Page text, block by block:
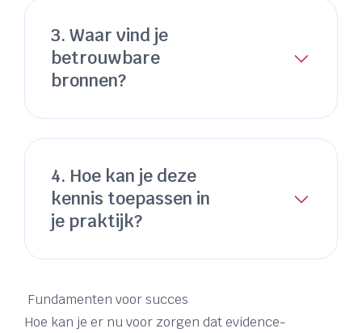
3. Waar vind je
betrouwbare
bronnen?
4. Hoe kan je deze
kennis toepassen in
je praktijk?
Fundamenten voor succes
Hoe kan je er nu voor zorgen dat evidence-